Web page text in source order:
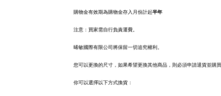
購物金有效期為購物金存入月份計起半年
注意：買家需自行負責運費。
晞敏國際有限公司將保留一切追究權利。
您可以更換的尺寸，如果希望更換其他商品，則必須申請退貨並購買
你可以選擇以下方式換貨：